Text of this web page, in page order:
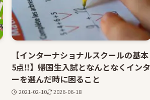
【インターナショナルスクールの基本
5点‼】帰国生入試となんとなくインタ
ーを選んだ時に困ること
2021-02-10 2026-06-18